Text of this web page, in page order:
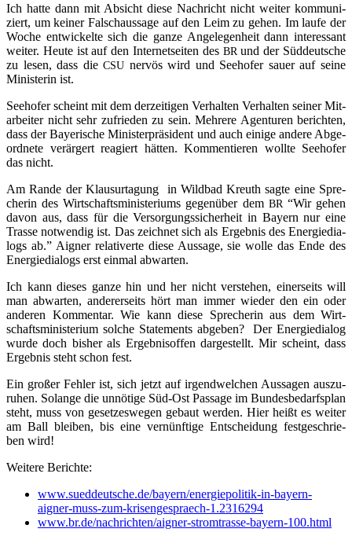
Ich hat­te dann mit Absicht die­se Nach­richt nicht wei­ter kom­mu­ni­
ziert, um kei­ner Falsch­aus­sa­ge auf den Leim zu gehen. Im lau­fe der
Woche ent­wi­ckel­te sich die gan­ze Ange­le­gen­heit dann inter­es­sant
wei­ter. Heu­te ist auf den Inter­net­sei­ten des BR und der Süd­deut­sche
zu lesen, dass dieCSU ner­vös wird und See­ho­fer sau­er auf sei­ne
Minis­te­rin ist.
See­ho­fer scheint mit dem der­zei­ti­gen Ver­hal­ten Ver­hal­ten sei­ner Mit­
ar­bei­ter nicht sehr zufrie­den zu sein. Meh­re­re Agen­tu­ren berich­ten,
dass der Baye­ri­sche Minis­ter­prä­si­dent und auch eini­ge ande­re Abge­
ord­ne­te ver­är­gert reagiert hät­ten. Kom­men­tie­ren woll­te See­ho­fer
das nicht.
Am Ran­de der Klau­sur­ta­gung in Wild­bad Kreuth sag­te eine Spre­
che­rin des Wirt­schafts­mi­nis­te­ri­ums gegen­über dem BR “Wir gehen
davon aus, dass für die Ver­sor­gungs­si­cher­heit in Bay­ern nur eine
Tras­se not­wen­dig ist. Das zeich­net sich als Ergeb­nis des Ener­gie­dia­
logs ab.” Aigner rela­ti­ver­te die­se Aus­sa­ge, sie wol­le das Ende des
Ener­gie­dia­logs erst ein­mal abwarten.
Ich kann die­ses gan­ze hin und her nicht ver­ste­hen, einer­seits will
man abwar­ten, ande­rer­seits hört man immer wie­der den ein oder
ande­ren Kom­men­tar. Wie kann die­se Spre­che­rin aus dem Wirt­
schafts­mi­nis­te­ri­um sol­che State­ments abge­ben? Der Ener­gie­dia­log
wur­de doch bis­her als Ergeb­nis­of­fen dar­ge­stellt. Mir scheint, dass
Ergeb­nis steht schon fest.
Ein gro­ßer Feh­ler ist, sich jetzt auf irgend­wel­chen Aus­sa­gen aus­zu­
ru­hen. Solan­ge die unnö­ti­ge Süd-Ost Pas­sa­ge im Bun­des­be­darfs­plan
steht, muss von geset­zes­we­gen gebaut wer­den. Hier heißt es wei­ter
am Ball blei­ben, bis eine ver­nünf­ti­ge Ent­schei­dung fest­ge­schrie­
ben wird!
Wei­te­re Berichte:
www.sueddeutsche.de/bayern/energiepolitik-in-bayern-
aigner-muss-zum-krisengespraech‑1.2316294
www.br.de/nachrichten/aigner-stromtrasse-bayern-100.html